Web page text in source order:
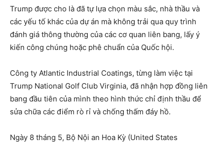
Trump được cho là đã tự lựa chọn màu sắc, nhà thầu và
các yếu tố khác của dự án mà không trải qua quy trình
đánh giá thông thường của các cơ quan liên bang, lấy ý
kiến công chúng hoặc phê chuẩn của Quốc hội.
Công ty Atlantic Industrial Coatings, từng làm việc tại
Trump National Golf Club Virginia, đã nhận hợp đồng liên
bang đầu tiên của mình theo hình thức chỉ định thầu để
sửa chữa các điểm rò rỉ và chống thấm đáy hồ.
Ngày 8 tháng 5, Bộ Nội an Hoa Kỳ (United States